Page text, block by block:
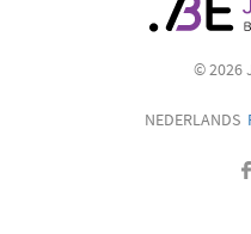
© 2026
NEDERLANDS